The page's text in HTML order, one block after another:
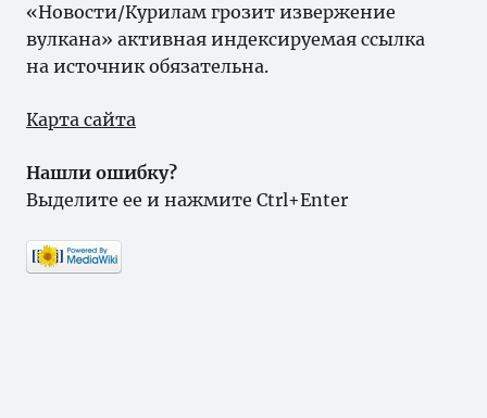
«Новости/Курилам грозит извержение
вулкана» активная индексируемая ссылка
на источник обязательна.
Карта сайта
Нашли ошибку?
Выделите ее и нажмите Ctrl+Enter